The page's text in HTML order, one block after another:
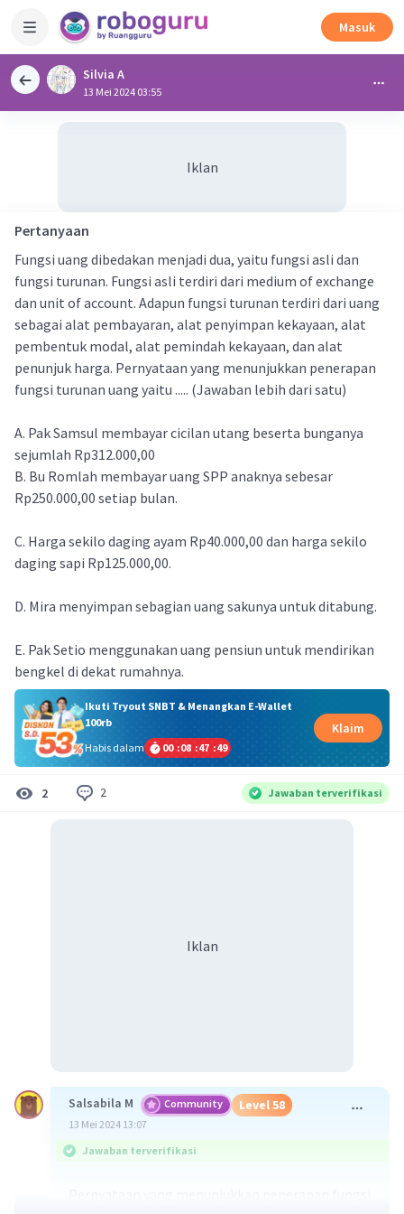
Masuk
Silvia A
13 Mei 2024 03:55
Iklan
Pertanyaan
Fungsi uang dibedakan menjadi dua, yaitu fungsi asli dan
fungsi turunan. Fungsi asli terdiri dari medium of exchange
dan unit of account. Adapun fungsi turunan terdiri dari uang
sebagai alat pembayaran, alat penyimpan kekayaan, alat
pembentuk modal, alat pemindah kekayaan, dan alat
penunjuk harga. Pernyataan yang menunjukkan penerapan
fungsi turunan uang yaitu ..... (Jawaban lebih dari satu)
A. Pak Samsul membayar cicilan utang beserta bunganya
sejumlah Rp312.000,00
B. Bu Romlah membayar uang SPP anaknya sebesar
Rp250.000,00 setiap bulan.
C. Harga sekilo daging ayam Rp40.000,00 dan harga sekilo
daging sapi Rp125.000,00.
D. Mira menyimpan sebagian uang sakunya untuk ditabung.
E. Pak Setio menggunakan uang pensiun untuk mendirikan
bengkel di dekat rumahnya.
Ikuti Tryout SNBT & Menangkan E-Wallet
100rb
Habis dalam
00 :08 :47 :49
Klaim
2 2 Jawaban terverifikasi
Iklan
Salsabila M Community Level 58
13 Mei 2024 13:07
Jawaban terverifikasi